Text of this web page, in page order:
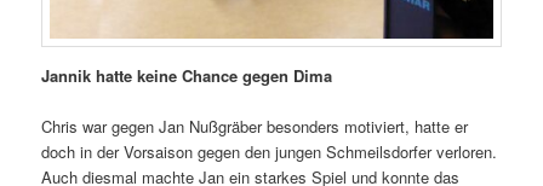
Jannik hatte keine Chance gegen Dima
Chris war gegen Jan Nußgräber besonders motiviert, hatte er
doch in der Vorsaison gegen den jungen Schmeilsdorfer verloren.
Auch diesmal machte Jan ein starkes Spiel und konnte das